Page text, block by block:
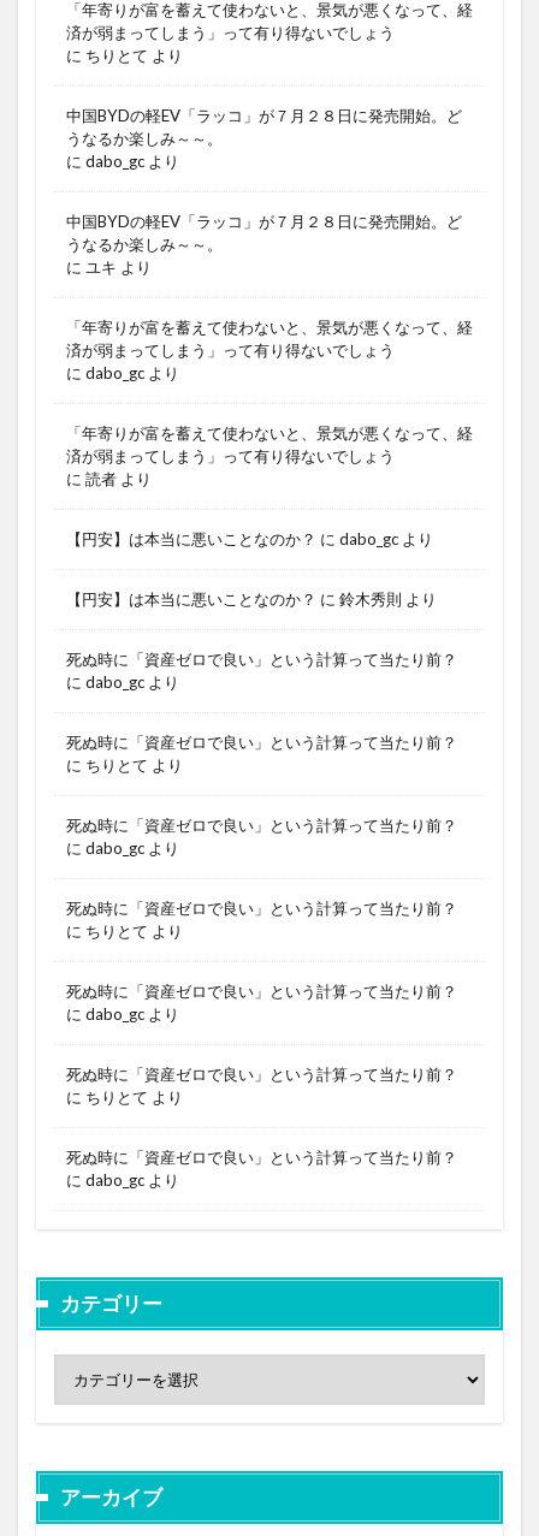
「年寄りが富を蓄えて使わないと、景気が悪くなって、経
済が弱まってしまう」って有り得ないでしょう
に ちりとて より
中国BYDの軽EV「ラッコ」が７月２８日に発売開始。ど
うなるか楽しみ～～。
に dabo_gc より
中国BYDの軽EV「ラッコ」が７月２８日に発売開始。ど
うなるか楽しみ～～。
に ユキ より
「年寄りが富を蓄えて使わないと、景気が悪くなって、経
済が弱まってしまう」って有り得ないでしょう
に dabo_gc より
「年寄りが富を蓄えて使わないと、景気が悪くなって、経
済が弱まってしまう」って有り得ないでしょう
に 読者 より
【円安】は本当に悪いことなのか？ に dabo_gc より
【円安】は本当に悪いことなのか？ に 鈴木秀則 より
死ぬ時に「資産ゼロで良い」という計算って当たり前？
に dabo_gc より
死ぬ時に「資産ゼロで良い」という計算って当たり前？
に ちりとて より
死ぬ時に「資産ゼロで良い」という計算って当たり前？
に dabo_gc より
死ぬ時に「資産ゼロで良い」という計算って当たり前？
に ちりとて より
死ぬ時に「資産ゼロで良い」という計算って当たり前？
に dabo_gc より
死ぬ時に「資産ゼロで良い」という計算って当たり前？
に ちりとて より
死ぬ時に「資産ゼロで良い」という計算って当たり前？
に dabo_gc より
カテゴリー
アーカイブ